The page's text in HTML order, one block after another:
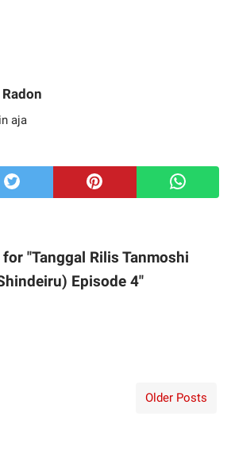
aja
"Tanggal Rilis Tanmoshi
Episode 4"
Older Posts